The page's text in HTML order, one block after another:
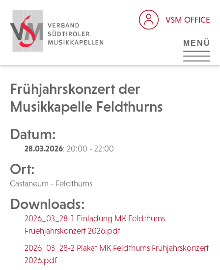
VSM OFFICE
MENÜ
Frühjahrskonzert der
Musikkapelle Feldthurns
Datum:
28.03.2026: 20:00 - 22:00
Ort:
Castaneum - Feldthurns
Downloads:
2026_03_28-1 Einladung MK Feldthurns
Fruehjahrskonzert 2026.pdf
2026_03_28-2 Plakat MK Feldthurns Frühjahrskonzert
2026.pdf